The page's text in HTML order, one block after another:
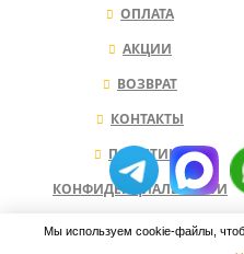
ОПЛАТА
АКЦИИ
ВОЗВРАТ
КОНТАКТЫ
ПОЛИТИКА
КОНФИДЕНЦИАЛЬНОСТИ
Мы используем cookie-файлы,